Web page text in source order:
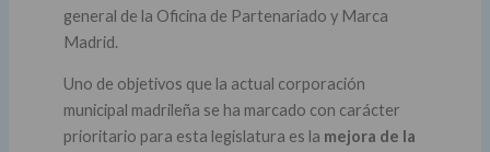
general de la Oficina de Partenariado y Marca
Madrid.
Uno de objetivos que la actual corporación
municipal madrileña se ha marcado con carácter
prioritario para esta legislatura es la mejora de la